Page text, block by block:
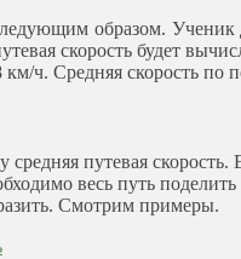
образом.
скорость будет
ч. Средняя скорость по
средняя путевая
весь путь
Смотрим примеры.